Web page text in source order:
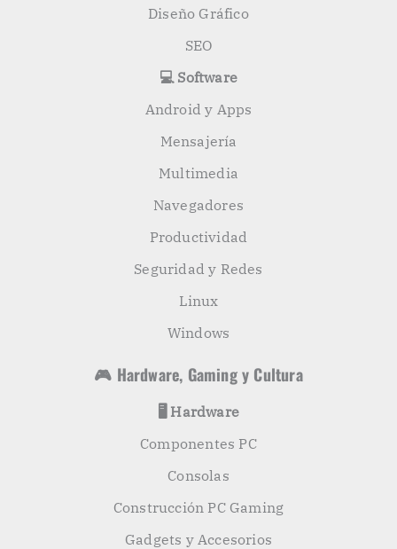
Diseño Gráfico
SEO
💻 Software
Android y Apps
Mensajería
Multimedia
Navegadores
Productividad
Seguridad y Redes
Linux
Windows
🎮 Hardware, Gaming y Cultura
🖥️ Hardware
Componentes PC
Consolas
Construcción PC Gaming
Gadgets y Accesorios